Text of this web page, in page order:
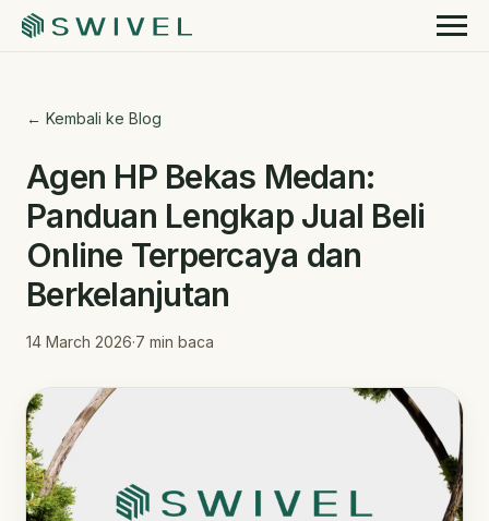
← Kembali ke Blog
Agen HP Bekas Medan:
Panduan Lengkap Jual Beli
Online Terpercaya dan
Berkelanjutan
14 March 2026·7 min baca